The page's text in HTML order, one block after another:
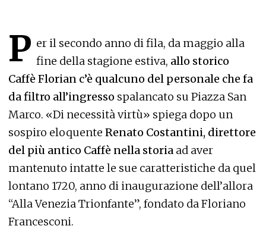
P er il secondo anno di fila, da maggio alla
fine della stagione estiva, allo storico
Caffè Florian c’è qualcuno del personale che fa
da filtro all’ingresso spalancato su Piazza San
Marco. «Di necessità virtù» spiega dopo un
sospiro eloquente Renato Costantini, direttore
del più antico Caffè nella storia ad aver
mantenuto intatte le sue caratteristiche da quel
lontano 1720, anno di inaugurazione dell’allora
“Alla Venezia Trionfante”, fondato da Floriano
Francesconi.